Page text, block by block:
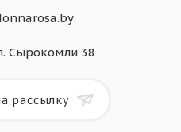
Сырокомли 38
рассылку